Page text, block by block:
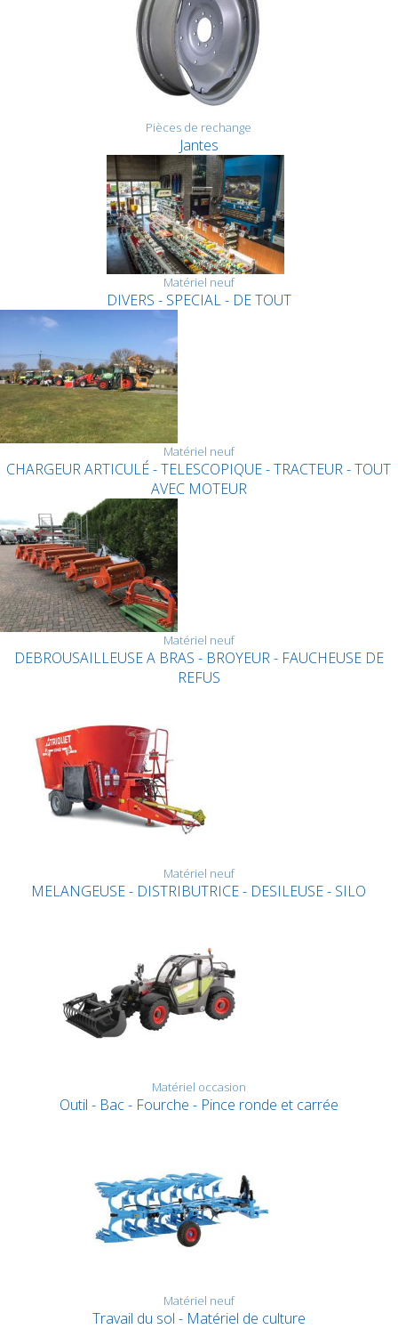
Pièces de rechange
Jantes
Matériel neuf
DIVERS - SPECIAL - DE TOUT
Matériel neuf
CHARGEUR ARTICULÉ - TELESCOPIQUE - TRACTEUR - TOUT
AVEC MOTEUR
Matériel neuf
DEBROUSAILLEUSE A BRAS - BROYEUR - FAUCHEUSE DE
REFUS
Matériel neuf
MELANGEUSE - DISTRIBUTRICE - DESILEUSE - SILO
Matériel occasion
Outil - Bac - Fourche - Pince ronde et carrée
Matériel neuf
Travail du sol - Matériel de culture